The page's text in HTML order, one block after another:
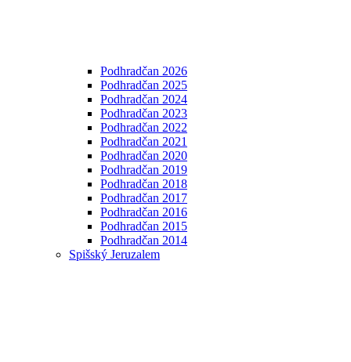
Podhradčan 2026
Podhradčan 2025
Podhradčan 2024
Podhradčan 2023
Podhradčan 2022
Podhradčan 2021
Podhradčan 2020
Podhradčan 2019
Podhradčan 2018
Podhradčan 2017
Podhradčan 2016
Podhradčan 2015
Podhradčan 2014
Spišský Jeruzalem